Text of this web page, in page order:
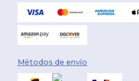
Métodos de envío